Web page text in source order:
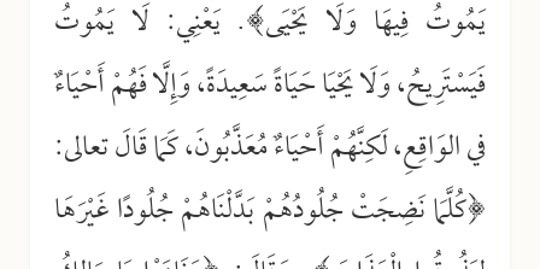
يَمُوتُ فِيهَا وَلَا يَحْيَى﴾. يَعْنِي: لَا يَمُوتُ
فَيَسْتَرِيحُ، وَلَا يَحْيَا حَيَاةً سَعِيدَةً، وَإِلَّا فَهُمْ أَحْيَاءٌ
في الوَاقِعِ، لَكِنَّهُمْ أَحْيَاءٌ مُعَذَّبُونَ، كَمَا قَالَ تعالى:
﴿كُلَّمَا نَضِجَتْ جُلُودُهُمْ بَدَّلْنَاهُمْ جُلُودًا غَيْرَهَا